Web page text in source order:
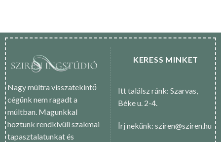
Nagy múltra visszatekintő
cégünk nem ragadt a
múltban. Magunkkal
hoztunk rendkívüli szakmai
tapasztalatunkat és
KERESS MINKET
Itt találsz ránk: Szarvas,
Béke u. 2-4.
Írj nekünk: sziren@sziren.hu